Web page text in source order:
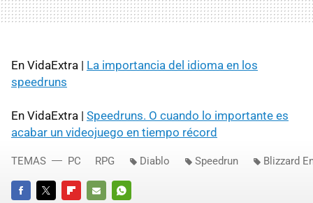
En VidaExtra | La importancia del idioma en los
speedruns
En VidaExtra | Speedruns. O cuando lo importante es
acabar un videojuego en tiempo récord
TEMAS PC RPG Diablo Speedrun Blizzard